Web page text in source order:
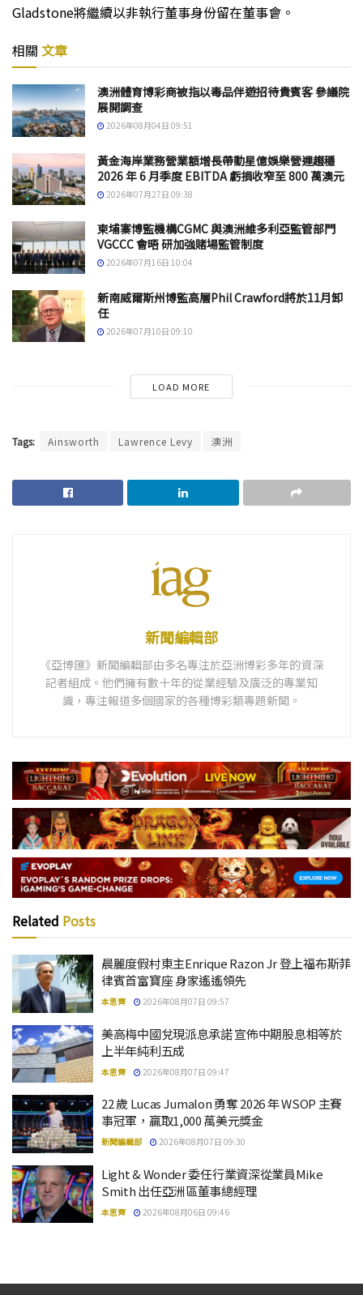
Gladstone將繼續以非執行董事身份留在董事會。
相關 文章
澳洲體育博彩商被指以毒品伴遊招待貴賓客 參議院
展開調查
2026年08月04日 09:51
黃金海岸業務營業額增長帶動星億娛樂營運趨穩
2026 年 6 月季度 EBITDA 虧損收窄至 800 萬澳元
2026年07月27日 09:38
柬埔寨博監機構CGMC 與澳洲維多利亞監管部門
VGCCC 會晤 研加強賭場監管制度
2026年07月16日 10:04
新南威爾斯州博監高層Phil Crawford將於11月卸
任
2026年07月10日 09:10
LOAD MORE
Tags: Ainsworth Lawrence Levy 澳洲
新聞編輯部
《亞博匯》新聞編輯部由多名專注於亞洲博彩多年的資深
記者組成。他們擁有數十年的從業經驗及廣泛的專業知
識，專注報道多個國家的各種博彩類專題新聞。
Related Posts
晨麗度假村東主Enrique Razon Jr 登上福布斯菲
律賓首富寶座 身家遙遙領先
本思齊 2026年08月07日 09:57
美高梅中國兌現派息承諾 宣佈中期股息相等於
上半年純利五成
本思齊 2026年08月07日 09:47
22 歲 Lucas Jumalon 勇奪 2026 年 WSOP 主賽
事冠軍，贏取1,000 萬美元獎金
新聞編輯部 2026年08月07日 09:30
Light & Wonder 委任行業資深從業員Mike
Smith 出任亞洲區董事總經理
本思齊 2026年08月06日 09:46